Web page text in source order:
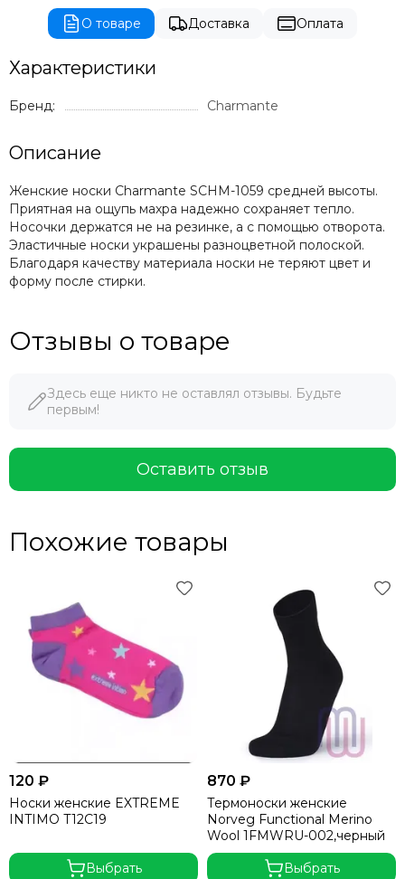
О товаре Доставка Оплата
Характеристики
Бренд: Charmante
Описание
Женские носки Charmante SCHM-1059 средней высоты.
Приятная на ощупь махра надежно сохраняет тепло.
Носочки держатся не на резинке, а с помощью отворота.
Эластичные носки украшены разноцветной полоской.
Благодаря качеству материала носки не теряют цвет и
форму после стирки.
Отзывы о товаре
Здесь еще никто не оставлял отзывы. Будьте
первым!
Оставить отзыв
Похожие товары
120 ₽
Носки женские EXTREME
INTIMO T12C19
Выбрать
870 ₽
Термоноски женские
Norveg Functional Merino
Wool 1FMWRU-002,черный
Выбрать